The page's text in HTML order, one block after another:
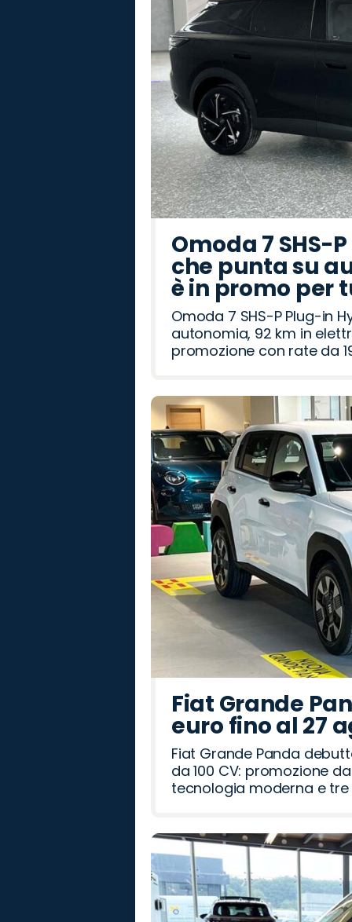
Omoda 7 SHS-
che punta su
è in promo per
Omoda 7 SHS-P Plug-in
autonomia, 92 km in
promozione con rate da
Fiat Grande
euro fino al 27
Fiat Grande Panda
da 100 CV: promozione
tecnologia moderna e